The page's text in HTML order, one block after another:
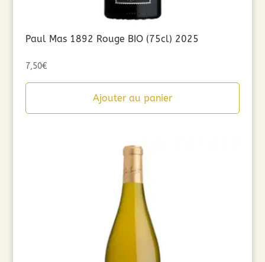
Paul Mas 1892 Rouge BIO (75cl) 2025
7,50€
Ajouter au panier